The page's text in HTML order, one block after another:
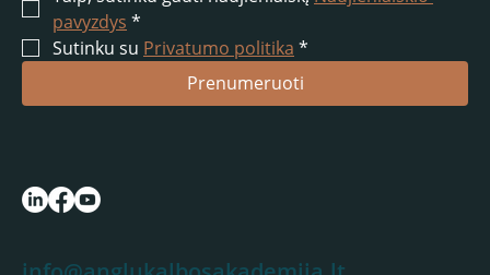
pavyzdys *
Sutinku su Privatumo politika *
Prenumeruoti